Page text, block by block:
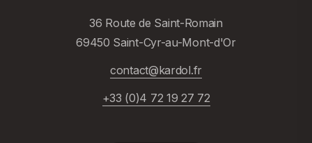
36 Route de Saint-Romain
69450 Saint-Cyr-au-Mont-d'Or
contact@kardol.fr
+33 (0)4 72 19 27 72